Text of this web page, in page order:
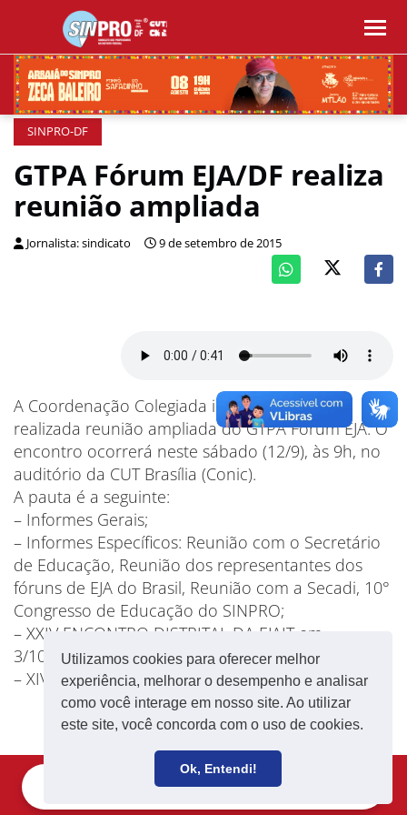
Utilizamos cookies para oferecer melhor
experiência, melhorar o desempenho e analisar
como você interage em nosso site. Ao utilizar
este site, você concorda com o uso de cookies.
Ok, Entendi!
SINPRO-DF
GTPA Fórum EJA/DF realiza
reunião ampliada
Jornalista: sindicato 9 de setembro de 2015
A Coordenação Colegiada informa que será
realizada reunião ampliada do GTPA Fórum EJA. O
encontro ocorrerá neste sábado (12/9), às 9h, no
auditório da CUT Brasília (Conic).
A pauta é a seguinte:
– Informes Gerais;
– Informes Específicos: Reunião com o Secretário
de Educação, Reunião dos representantes dos
fóruns de EJA do Brasil, Reunião com a Secadi, 10°
Congresso de Educação do SINPRO;
– XXIV ENCONTRO DISTRITAL DA EJAIT em
3/10/2015;
– XIV ENEJA.
Receba notícias